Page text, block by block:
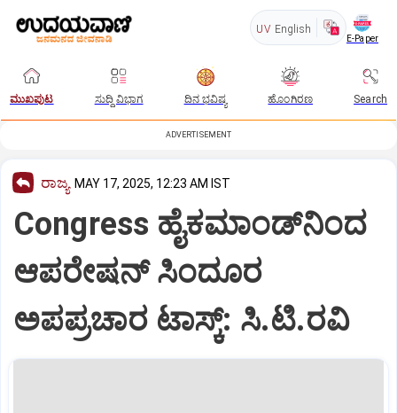
UV English
E-Paper
ಮುಖಪುಟ ಸುದ್ದಿ ವಿಭಾಗ ದಿನ ಭವಿಷ್ಯ ಹೊಂಗಿರಣ Search
ADVERTISEMENT
ರಾಜ್ಯ MAY 17, 2025, 12:23 AM IST
Congress ಹೈಕಮಾಂಡ್‌ನಿಂದ
ಆಪರೇಷನ್‌ ಸಿಂದೂರ
ಅಪಪ್ರಚಾರ ಟಾಸ್ಕ್: ಸಿ.ಟಿ.ರವಿ